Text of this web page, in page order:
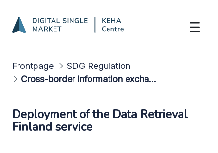
Frontpage
SDG Regulation
Cross-border information exchange
Deployment of the Data Retrieval
Finland service